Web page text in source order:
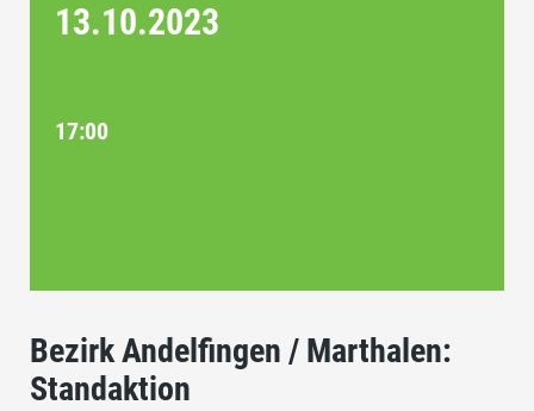
13.10.2023
17:00
Bezirk Andelfingen / Marthalen:
Standaktion